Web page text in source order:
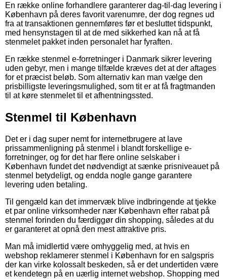
En række online forhandlere garanterer dag-til-dag levering i
København på deres favorit varenumre, der dog regnes ud
fra at transaktionen gennemføres før et besluttet tidspunkt,
med hensynstagen til at de med sikkerhed kan nå at få
stenmelet pakket inden personalet har fyraften.
En række stenmel e-forretninger i Danmark sikrer levering
uden gebyr, men i mange tilfælde kræves det at der aftages
for et præcist beløb. Som alternativ kan man vælge den
prisbilligste leveringsmulighed, som tit er at få fragtmanden
til at køre stenmelet til et afhentningssted.
Stenmel til København
Det er i dag super nemt for internetbrugere at lave
prissammenligning på stenmel i blandt forskellige e-
forretninger, og for det har flere online selskaber i
København fundet det nødvendigt at sænke prisniveauet på
stenmel betydeligt, og endda nogle gange garantere
levering uden betaling.
Til gengæld kan det immervæk blive indbringende at tjekke
et par online virksomheder nær København efter rabat på
stenmel forinden du færdiggør din shopping, således at du
er garanteret at opnå den mest attraktive pris.
Man må imidlertid være omhyggelig med, at hvis en
webshop reklamerer stenmel i København for en salgspris
der kan virke kolossalt beskeden, så er det undertiden være
et kendetegn på en uærlig internet webshop. Shopping med